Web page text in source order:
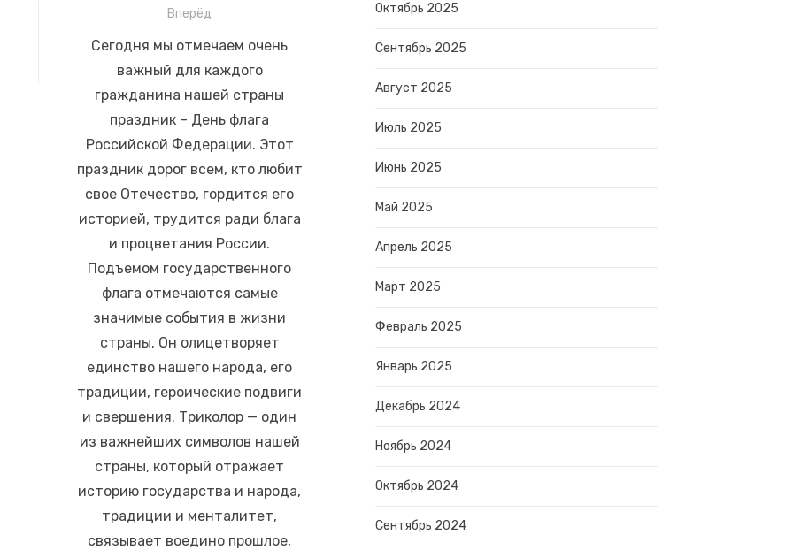
Вперёд
Следующая
запись:
Сегодня мы отмечаем очень
важный для каждого
гражданина нашей страны
праздник – День флага
Российской Федерации. Этот
праздник дорог всем, кто любит
свое Отечество, гордится его
историей, трудится ради блага
и процветания России.
Подъемом государственного
флага отмечаются самые
значимые события в жизни
страны. Он олицетворяет
единство нашего народа, его
традиции, героические подвиги
и свершения. Триколор — один
из важнейших символов нашей
страны, который отражает
историю государства и народа,
традиции и менталитет,
связывает воедино прошлое,
Октябрь 2025
Сентябрь 2025
Август 2025
Июль 2025
Июнь 2025
Май 2025
Апрель 2025
Март 2025
Февраль 2025
Январь 2025
Декабрь 2024
Ноябрь 2024
Октябрь 2024
Сентябрь 2024